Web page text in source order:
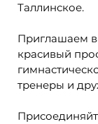
Таллинское.
Приглашаем
красивый
тренеры и